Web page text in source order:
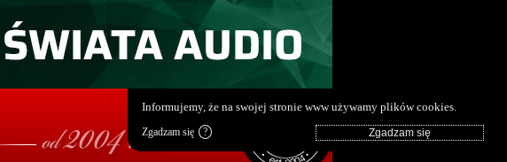
Informujemy, że na swojej stronie www używamy plików cookies.
Zgadzam się ?